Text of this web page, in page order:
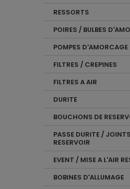
RESSORTS
POIRES / BULBES
POMPES D'AMORCAGE
FILTRES / CREPINES
FILTRES A AIR
DURITE
BOUCHONS DE
PASSE DURITE / JOINTS
RESERVOIR
EVENT / MISE A L'AIR
BOBINES D'ALLUMAGE